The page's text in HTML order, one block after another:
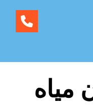
مياه